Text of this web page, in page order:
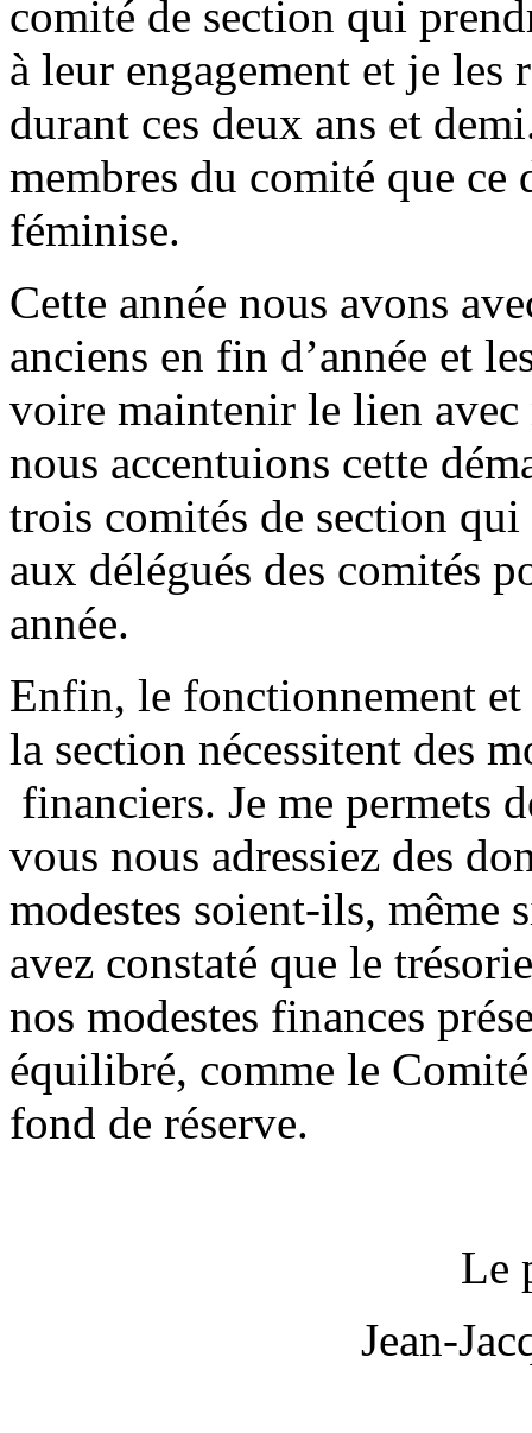
comité de section qui
à leur engagement et je
durant ces deux ans et
membres du comité que ce
féminise.
Cette année nous avons
anciens en fin d’année et
voire maintenir le lien avec
nous accentuions cette
trois comités de section
aux délégués des comités
année.
Enfin, le fonctionnement et
la section nécessitent des
financiers. Je me permets
vous nous adressiez des
modestes soient-ils, même
avez constaté que le
nos modestes finances
équilibré, comme le
fond de réserve.
Le
Jean-